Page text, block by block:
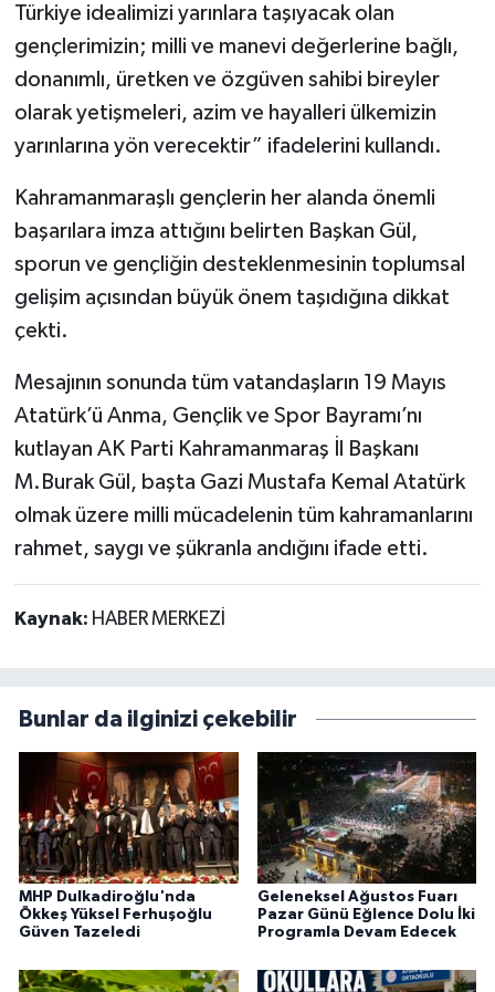
Türkiye idealimizi yarınlara taşıyacak olan
gençlerimizin; milli ve manevi değerlerine bağlı,
donanımlı, üretken ve özgüven sahibi bireyler
olarak yetişmeleri, azim ve hayalleri ülkemizin
yarınlarına yön verecektir” ifadelerini kullandı.
Kahramanmaraşlı gençlerin her alanda önemli
başarılara imza attığını belirten Başkan Gül,
sporun ve gençliğin desteklenmesinin toplumsal
gelişim açısından büyük önem taşıdığına dikkat
çekti.
Mesajının sonunda tüm vatandaşların 19 Mayıs
Atatürk’ü Anma, Gençlik ve Spor Bayramı’nı
kutlayan AK Parti Kahramanmaraş İl Başkanı
M.Burak Gül, başta Gazi Mustafa Kemal Atatürk
olmak üzere milli mücadelenin tüm kahramanlarını
rahmet, saygı ve şükranla andığını ifade etti.
Kaynak: HABER MERKEZİ
Bunlar da ilginizi çekebilir
MHP Dulkadiroğlu'nda
Ökkeş Yüksel Ferhuşoğlu
Güven Tazeledi
Geleneksel Ağustos Fuarı
Pazar Günü Eğlence Dolu İki
Programla Devam Edecek